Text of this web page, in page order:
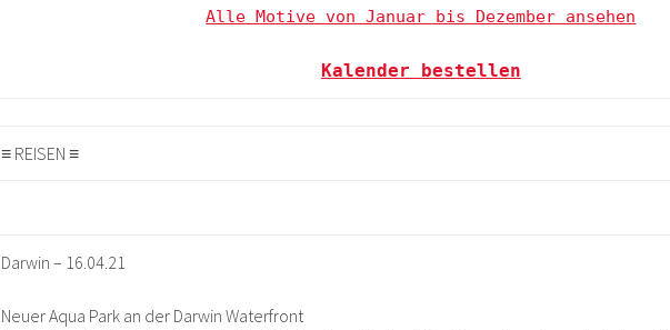
Alle Motive von Januar bis Dezember ansehen
Kalender bestellen
≡ REISEN ≡
Darwin – 16.04.21
Neuer Aqua Park an der Darwin Waterfront